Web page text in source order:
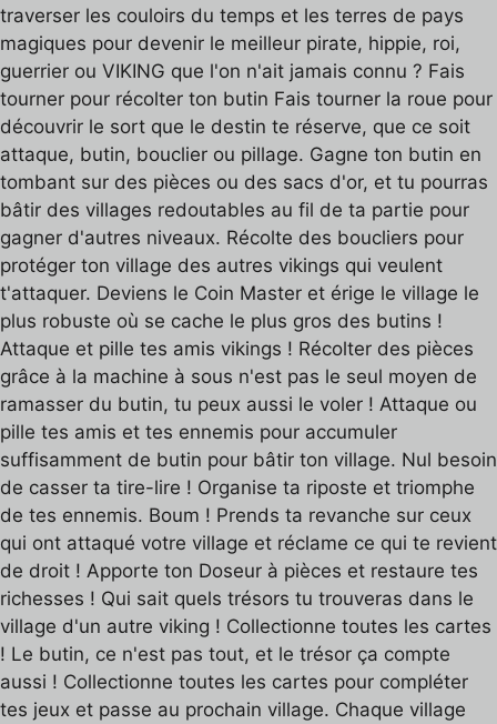
traverser les couloirs du temps et les terres de pays
magiques pour devenir le meilleur pirate, hippie, roi,
guerrier ou VIKING que l'on n'ait jamais connu ? Fais
tourner pour récolter ton butin Fais tourner la roue pour
découvrir le sort que le destin te réserve, que ce soit
attaque, butin, bouclier ou pillage. Gagne ton butin en
tombant sur des pièces ou des sacs d'or, et tu pourras
bâtir des villages redoutables au fil de ta partie pour
gagner d'autres niveaux. Récolte des boucliers pour
protéger ton village des autres vikings qui veulent
t'attaquer. Deviens le Coin Master et érige le village le
plus robuste où se cache le plus gros des butins !
Attaque et pille tes amis vikings ! Récolter des pièces
grâce à la machine à sous n'est pas le seul moyen de
ramasser du butin, tu peux aussi le voler ! Attaque ou
pille tes amis et tes ennemis pour accumuler
suffisamment de butin pour bâtir ton village. Nul besoin
de casser ta tire-lire ! Organise ta riposte et triomphe
de tes ennemis. Boum ! Prends ta revanche sur ceux
qui ont attaqué votre village et réclame ce qui te revient
de droit ! Apporte ton Doseur à pièces et restaure tes
richesses ! Qui sait quels trésors tu trouveras dans le
village d'un autre viking ! Collectionne toutes les cartes
! Le butin, ce n'est pas tout, et le trésor ça compte
aussi ! Collectionne toutes les cartes pour compléter
tes jeux et passe au prochain village. Chaque village